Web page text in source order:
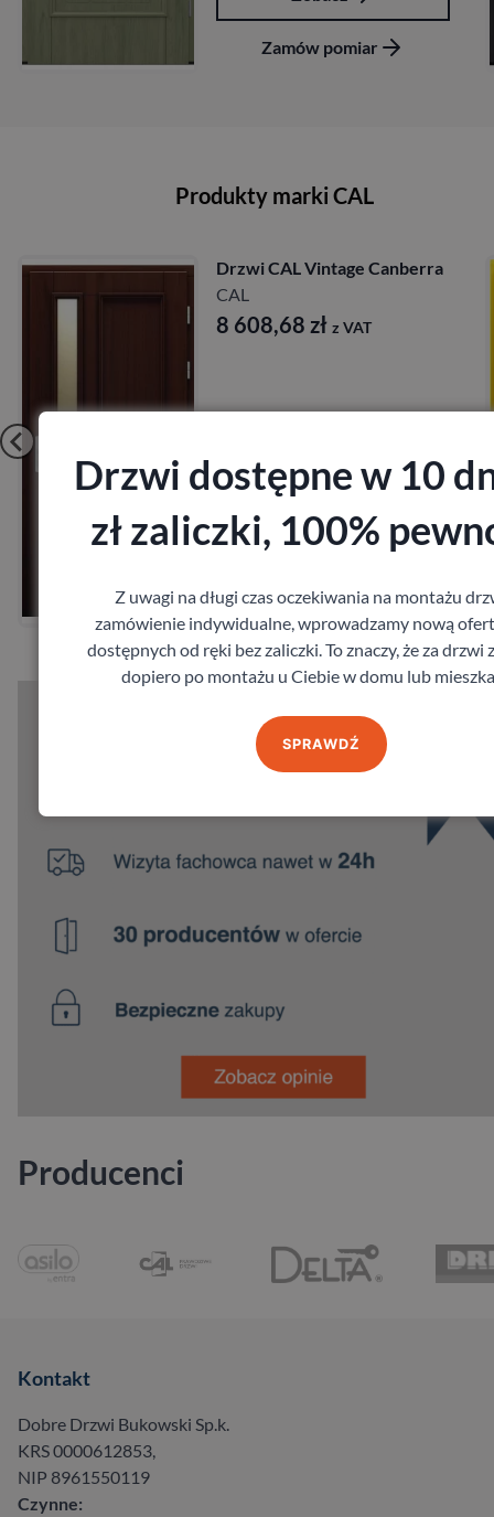
Zamów pomiar
Produkty marki CAL
Drzwi CAL Vintage Wiktoria
CAL
10 589,40zł z VAT
Zobacz
Zamów pomiar
Producenci
Kontakt
Dobre Drzwi Bukowski Sp.k.
KRS 0000612853,
NIP 8961550119
Czynne:
Drzwi dostępne w 10
zł zaliczki, 100%
Z uwagi na długi czas oczekiwania na montażu
zamówienie indywidualne, wprowadzamy nową
dostępnych od ręki bez zaliczki. To znaczy, że za drzwi
dopiero po montażu u Ciebie w domu lub
SPRAWDŹ